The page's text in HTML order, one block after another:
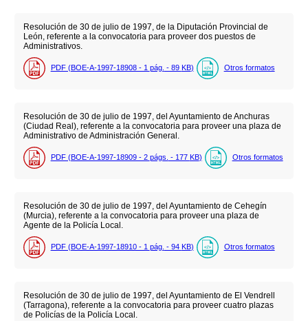
Resolución de 30 de julio de 1997, de la Diputación Provincial de
León, referente a la convocatoria para proveer dos puestos de
Administrativos.
PDF (BOE-A-1997-18908 - 1 pág. - 89 KB) Otros formatos
Resolución de 30 de julio de 1997, del Ayuntamiento de Anchuras
(Ciudad Real), referente a la convocatoria para proveer una plaza de
Administrativo de Administración General.
PDF (BOE-A-1997-18909 - 2 págs. - 177 KB) Otros formatos
Resolución de 30 de julio de 1997, del Ayuntamiento de Cehegín
(Murcia), referente a la convocatoria para proveer una plaza de
Agente de la Policía Local.
PDF (BOE-A-1997-18910 - 1 pág. - 94 KB) Otros formatos
Resolución de 30 de julio de 1997, del Ayuntamiento de El Vendrell
(Tarragona), referente a la convocatoria para proveer cuatro plazas
de Policías de la Policía Local.